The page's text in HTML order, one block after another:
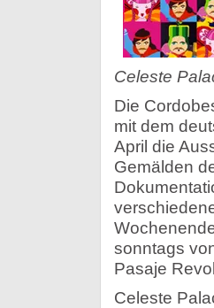
Celeste
Die
mit dem
April die
Gemälden
sonntags
Pasaje
Celeste